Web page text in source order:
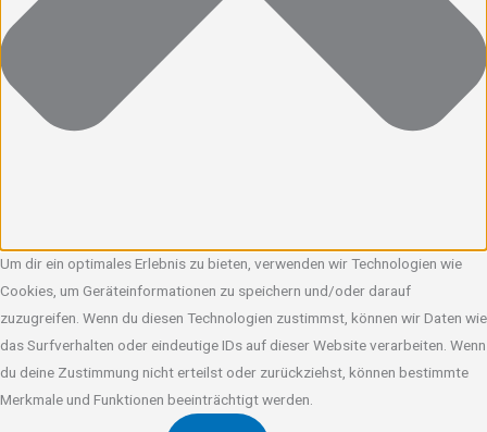
Um dir ein optimales Erlebnis zu bieten, verwenden wir Technologien wie
Cookies, um Geräteinformationen zu speichern und/oder darauf
zuzugreifen. Wenn du diesen Technologien zustimmst, können wir Daten wie
das Surfverhalten oder eindeutige IDs auf dieser Website verarbeiten. Wenn
du deine Zustimmung nicht erteilst oder zurückziehst, können bestimmte
Merkmale und Funktionen beeinträchtigt werden.